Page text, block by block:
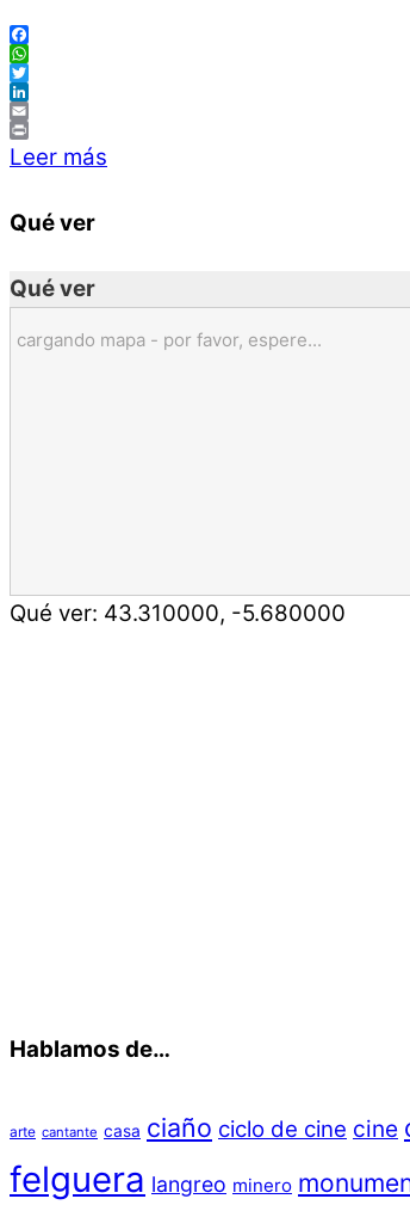
Facebook
WhatsApp
Twitter
LinkedIn
Email
Print
Leer más
Qué ver
Qué ver
cargando mapa - por favor, espere...
Qué ver: 43.310000, -5.680000
Hablamos de…
arte cantante casa ciaño ciclo de cine cine
felguera langreo minero